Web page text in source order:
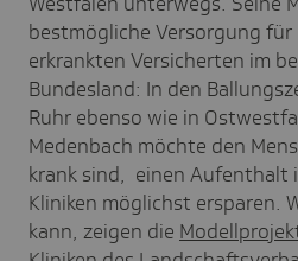
bestmögliche Versorgung für
erkrankten Versicherten im
Bundesland: In den
Ruhr ebenso wie in
Medenbach möchte den
krank sind, einen Aufenthalt
Kliniken möglichst ersparen.
kann, zeigen die